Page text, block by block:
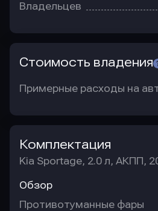
Владельцев
Стоимость владения
Примерные расходы на
Комплектация
Kia Sportage, 2.0 л, АКПП,
Обзор
Противотуманные фары